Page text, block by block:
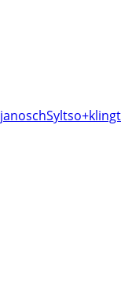
janoschSyltso+klingt